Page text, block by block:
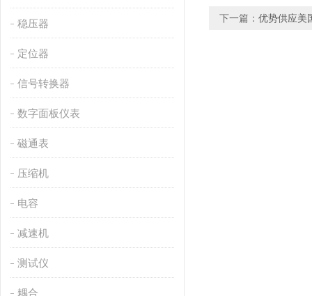
稳压器
定位器
信号转换器
数字面板仪表
磁通表
压缩机
电容
减速机
测试仪
耦合
下一篇： 优势供应美